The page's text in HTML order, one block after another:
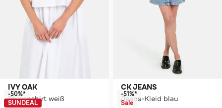
IVY OAK
Blusenshirt weiß
-50%*
SUNDEAL
CK JEANS
Jeans-Kleid blau
-51%*
Sale